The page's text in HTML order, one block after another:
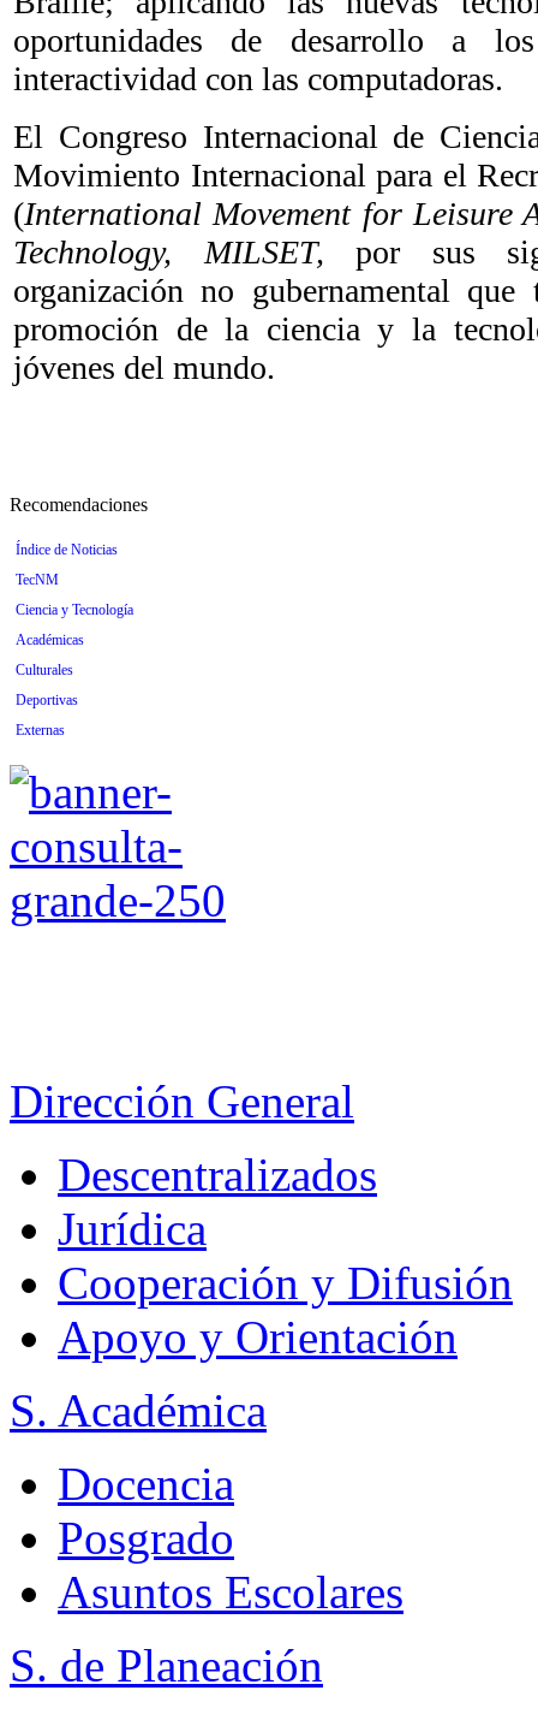
oportunidades de desarrollo a
interactividad con las computadoras.
El Congreso Internacional de
Movimiento Internacional para el
(International Movement for Leisure
Technology, MILSET, por sus
organización no gubernamental
promoción de la ciencia y la
jóvenes del mundo.
Recomendaciones
Índice de Noticias
TecNM
Ciencia y Tecnología
Académicas
Culturales
Deportivas
Externas
Dirección General
Descentralizados
Jurídica
Cooperación y Difusión
Apoyo y Orientación
S. Académica
Docencia
Posgrado
Asuntos Escolares
S. de Planeación